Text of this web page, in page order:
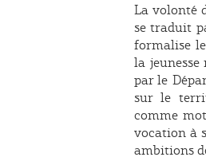
La volonté
se traduit
formalise
la
par le
sur le
comme
vocation à
ambitions